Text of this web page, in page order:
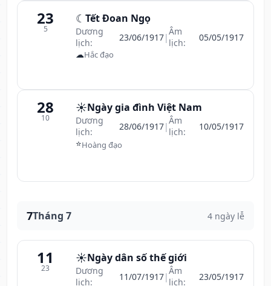
23
5
☾ Tết Đoan Ngọ
Dương
lịch:
23/06/1917|Âm
lịch:
05/05/1917
☁Hắc đạo
28
10
☀️Ngày gia đình Việt Nam
Dương
lịch:
28/06/1917|Âm
lịch:
10/05/1917
⭐Hoàng đạo
7Tháng 7 4 ngày lễ
11
23
☀️Ngày dân số thế giới
Dương
lịch:
11/07/1917|Âm
lịch:
23/05/1917